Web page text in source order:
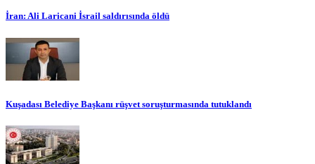
İran: Ali Laricani İsrail saldırısında öldü
Kuşadası Belediye Başkanı rüşvet soruşturmasında tutuklandı